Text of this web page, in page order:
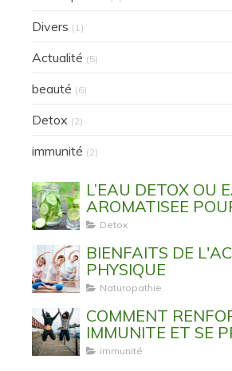
Divers (1)
Actualité (5)
beauté (6)
Detox (2)
immunité (2)
L’EAU DETOX OU
AROMATISEE
L’UTILE A
Detox
BIENFAITS DE
PHYSIQUE
Naturopathie
COMMENT
IMMUNITE ET SE
DES VIRUS ET
immunité